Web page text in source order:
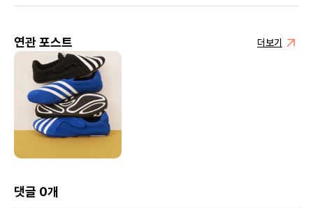
연관 포스트 더보기
댓글 0개